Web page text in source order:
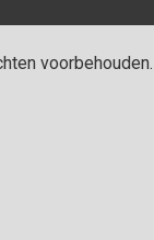
voorbehouden.